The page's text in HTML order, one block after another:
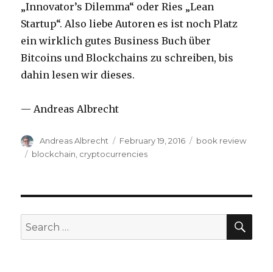
„Innovator’s Dilemma“ oder Ries „Lean
Startup“. Also liebe Autoren es ist noch Platz
ein wirklich gutes Business Buch über
Bitcoins und Blockchains zu schreiben, bis
dahin lesen wir dieses.
— Andreas Albrecht
Author
Andreas Albrecht
Posted
on
February 19, 2016 Categories
book review
Tags
blockchain cryptocurrencies
Search
for: